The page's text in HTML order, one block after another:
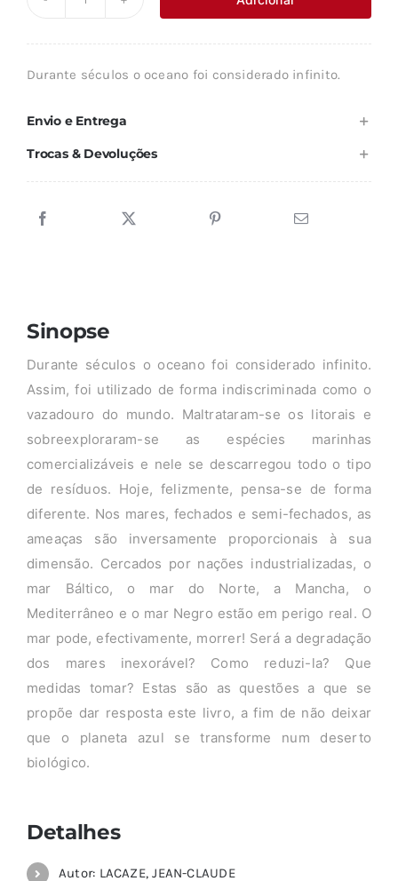
era:
é:
Durante séculos o oceano foi considerado infinito.
Envio e Entrega
Trocas & Devoluções
Sinopse
Durante séculos o oceano foi considerado infinito.
Assim, foi utilizado de forma indiscriminada como o
vazadouro do mundo. Maltrataram-se os litorais e
sobreexploraram-se as espécies marinhas
comercializáveis e nele se descarregou todo o tipo
de resíduos. Hoje, felizmente, pensa-se de forma
diferente. Nos mares, fechados e semi-fechados, as
ameaças são inversamente proporcionais à sua
dimensão. Cercados por nações industrializadas, o
mar Báltico, o mar do Norte, a Mancha, o
Mediterrâneo e o mar Negro estão em perigo real. O
mar pode, efectivamente, morrer! Será a degradação
dos mares inexorável? Como reduzi-la? Que
medidas tomar? Estas são as questões a que se
propõe dar resposta este livro, a fim de não deixar
que o planeta azul se transforme num deserto
biológico.
Detalhes
Autor: LACAZE, JEAN-CLAUDE